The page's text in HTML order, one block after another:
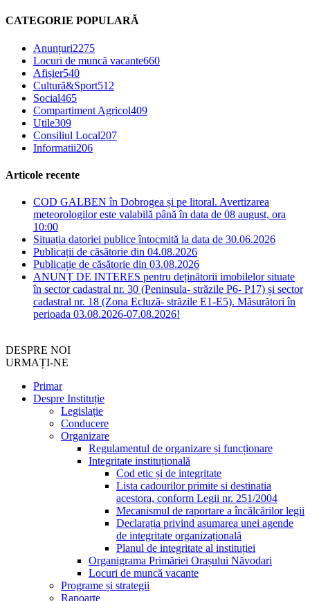
CATEGORIE POPULARĂ
Anunțuri2275
Locuri de muncă vacante660
Afișier540
Cultură&Sport512
Social465
Compartiment Agricol409
Utile309
Consiliul Local207
Informatii206
Articole recente
COD GALBEN în Dobrogea și pe litoral. Avertizarea
meteorologilor este valabilă până în data de 08 august, ora
10:00
Situația datoriei publice întocmită la data de 30.06.2026
Publicații de căsătorie din 04.08.2026
Publicație de căsătorie din 03.08.2026
ANUNȚ DE INTERES pentru deținătorii imobilelor situate
în sector cadastral nr. 30 (Peninsula- străzile P6- P17) și sector
cadastral nr. 18 (Zona Ecluză- străzile E1-E5). Măsurători în
perioada 03.08.2026-07.08.2026!
DESPRE NOI
URMAȚI-NE
Primar
Despre Instituție
Legislație
Conducere
Organizare
Regulamentul de organizare și funcționare
Integritate instituțională
Cod etic și de integritate
Lista cadourilor primite si destinatia
acestora, conform Legii nr. 251/2004
Mecanismul de raportare a încălcărilor legii
Declarația privind asumarea unei agende
de integritate organizațională
Planul de integritate al instituției
Organigrama Primăriei Orașului Năvodari
Locuri de muncă vacante
Programe și strategii
Rapoarte